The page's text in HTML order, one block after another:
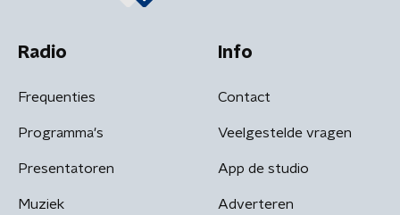
Radio
Frequenties
Programma's
Presentatoren
Muziek
Info
Contact
Veelgestelde vragen
App de studio
Adverteren